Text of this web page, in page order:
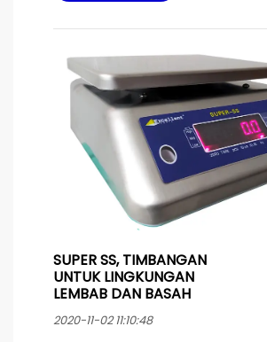
memakai kabel power yang
pengaman karet pada
menghindari masuknya air
mengakibatkan korsleting.
dioperasikan pada saat pengisian
SUPER SS, TIMBANGAN
UNTUK LINGKUNGAN
LEMBAB DAN BASAH
2020-11-02 11:10:48